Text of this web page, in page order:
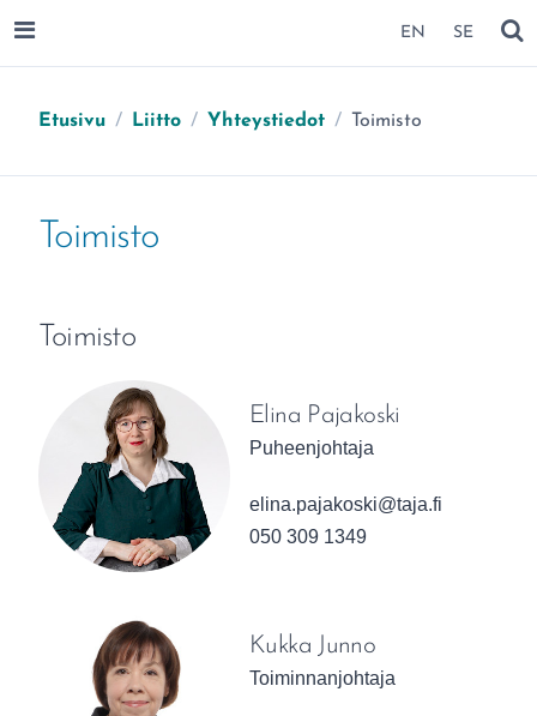
SIIRRY SIVUN SISÄLTÖÖN EN SE
Etusivu / Liitto / Yhteystiedot / Olet täällä:
Toimisto
Toimisto
Toimisto
Elina Pajakoski
Puheenjohtaja
Sähköpostiosoite:
elina.pajakoski@taja.fi
050 309 1349
Kukka Junno
Toiminnanjohtaja